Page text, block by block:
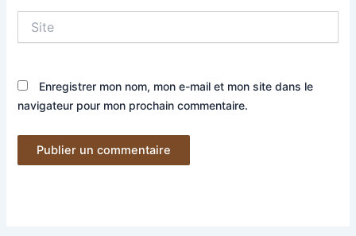
Enregistrer mon nom, mon e-mail et mon site dans le
navigateur pour mon prochain commentaire.